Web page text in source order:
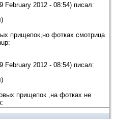
February 2012 - 08:54) писал:
прищепок,но фотках смотрица
February 2012 - 08:54) писал:
прищепок ,на фотках не